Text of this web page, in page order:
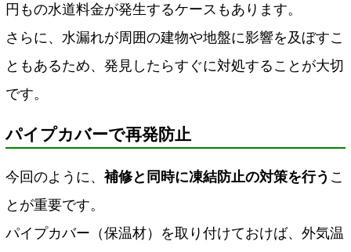
円もの水道料金が発生するケースもあります。
さらに、水漏れが周囲の建物や地盤に影響を及ぼすこ
ともあるため、発見したらすぐに対処することが大切
です。
パイプカバーで再発防止
今回のように、 補修と同時に凍結防止の対策を行う こ
とが重要です。
パイプカバー（保温材）を取り付けておけば、外気温